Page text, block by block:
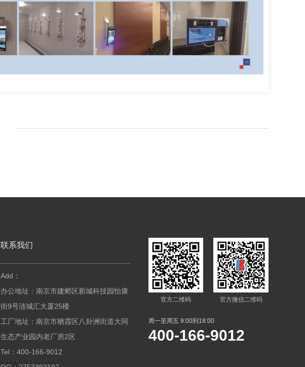
联系我们
Add：
办公地址：南京市建邺区新城科技园怡康
街9号涟城汇大厦25楼
工厂地址：南京市栖霞区八卦洲街道大同
生态产业园内老厂房2区
Tel：400-166-9012
官方二维码 官方微信二维码
周一至周五 9:00到18:00
400-166-9012